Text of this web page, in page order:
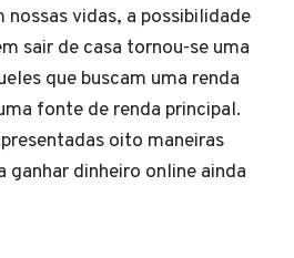
nossas vidas, a possibilidade
sair de casa tornou-se uma
que buscam uma renda
fonte de renda principal.
oito maneiras
ganhar dinheiro online ainda